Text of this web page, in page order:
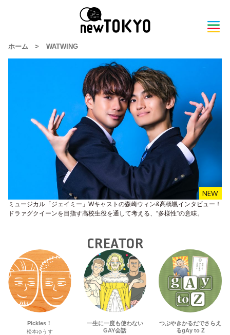
ホーム > WATWING
ミュージカル「ジェイミー」Wキャストの森崎ウィン&髙橋颯インタビュー！
ドラァグクイーンを目指す高校生役を通して考える、“多様性”の意味。
CREATOR
Pickles！
松本ゆうす
一生に一度も使わない
GAY会話
つぶやきかるだでさらえ
るgAy to Z